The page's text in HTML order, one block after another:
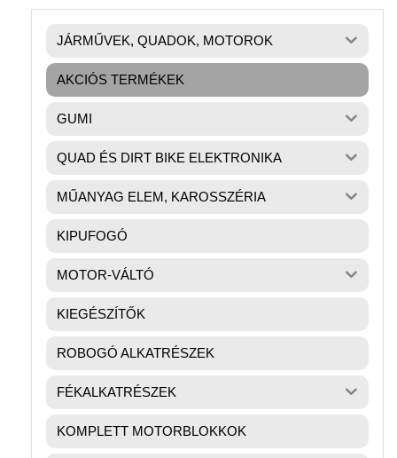
JÁRMŰVEK, QUADOK, MOTOROK
AKCIÓS TERMÉKEK
GUMI
QUAD ÉS DIRT BIKE ELEKTRONIKA
MŰANYAG ELEM, KAROSSZÉRIA
KIPUFOGÓ
MOTOR-VÁLTÓ
KIEGÉSZÍTŐK
ROBOGÓ ALKATRÉSZEK
FÉKALKATRÉSZEK
KOMPLETT MOTORBLOKKOK